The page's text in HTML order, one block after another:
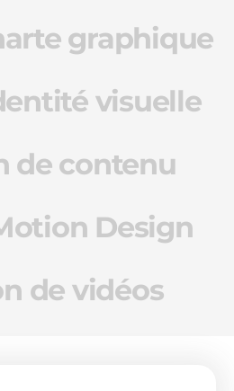
graphique
visuelle
de contenu
Design
de vidéos